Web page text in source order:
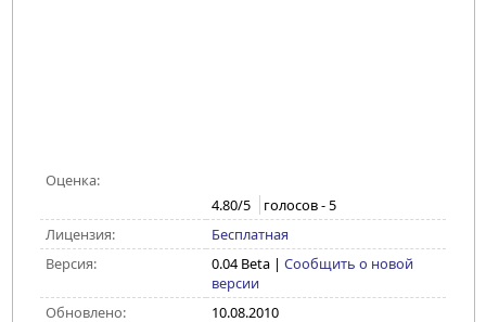
Оценка:
4.80/5 голосов -5
Лицензия:
Бесплатная
Версия:
0.04 Beta| Сообщить о новой
версии
Обновлено:
10.08.2010